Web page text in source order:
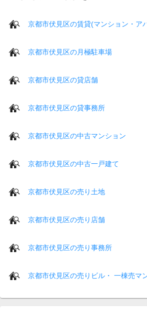
京都市伏見区の賃貸(マンション・ア
京都市伏見区の月極駐車場
京都市伏見区の貸店舗
京都市伏見区の貸事務所
京都市伏見区の中古マンション
京都市伏見区の中古一戸建て
京都市伏見区の売り土地
京都市伏見区の売り店舗
京都市伏見区の売り事務所
京都市伏見区の売りビル・ 一棟売マ